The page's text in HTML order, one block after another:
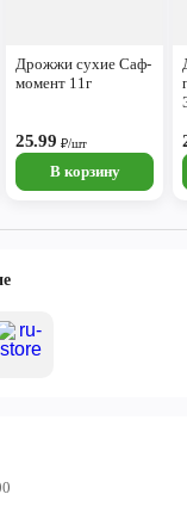
Дрожжи сухие Саф-
момент 11г
25.99₽/шт
В корзину